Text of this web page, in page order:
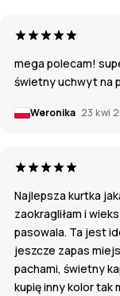
mega polecam!
świetny uchwyt na
Weronika 23 kwi
Najlepsza kurtka
zaokragliłam i
pasowala. Ta jest
jeszcze zapas
pachami, świetny
kupię inny kolor tak